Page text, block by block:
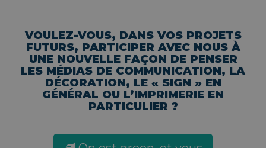
VOULEZ-VOUS, DANS VOS PROJETS
FUTURS, PARTICIPER AVEC NOUS À
UNE NOUVELLE FAÇON DE PENSER
LES MÉDIAS DE COMMUNICATION, LA
DÉCORATION, LE « SIGN » EN
GÉNÉRAL OU L’IMPRIMERIE EN
PARTICULIER ?